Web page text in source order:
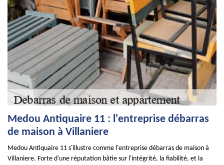
Medou Antiquaire 11 : l'entreprise débarras
de maison à Villaniere
Medou Antiquaire 11 s'illustre comme l'entreprise débarras de maison à
Villaniere. Forte d'une réputation bâtie sur l'intégrité, la fiabilité, et la